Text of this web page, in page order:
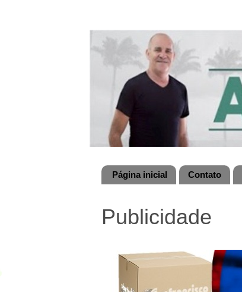
Página inicial Contato
Publicidade